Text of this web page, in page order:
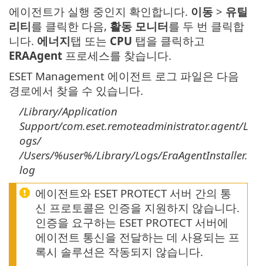
에이전트가 실행 중인지 확인합니다. 이동 > 유틸
리티를 클릭한 다음, 활동 모니터를 두 번 클릭합
니다. 에너지탭 또는 CPU 탭을 클릭하고
ERAAgent 프로세스를 찾습니다.
ESET Management 에이전트 로그 파일은 다음
경로에서 찾을 수 있습니다.
/Library/Application
Support/com.eset.remoteadministrator.agent/L
ogs/
/Users/%user%/Library/Logs/EraAgentInstaller.
log
에이전트와 ESET PROTECT 서버 간의 통
신 프로토콜은 인증을 지원하지 않습니다.
인증을 요구하는 ESET PROTECT 서버에
에이전트 통신을 전달하는 데 사용되는 프
록시 솔루션은 작동되지 않습니다.